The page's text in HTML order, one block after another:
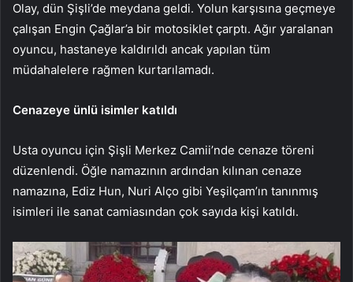
Olay, dün Şişli’de meydana geldi. Yolun karşısına geçmeye
çalışan Engin Çağlar’a bir motosiklet çarptı. Ağır yaralanan
oyuncu, hastaneye kaldırıldı ancak yapılan tüm
müdahalelere rağmen kurtarılamadı.
Cenazeye ünlü isimler katıldı
Usta oyuncu için Şişli Merkez Camii’nde cenaze töreni
düzenlendi. Öğle namazının ardından kılınan cenaze
namazına, Ediz Hun, Nuri Alço gibi Yeşilçam’ın tanınmış
isimleri ile sanat camiasından çok sayıda kişi katıldı.